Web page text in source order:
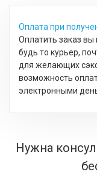
Оплата при
Оплатить заказ
будь то курьер,
для желающих
возможность
электронными
Нужна